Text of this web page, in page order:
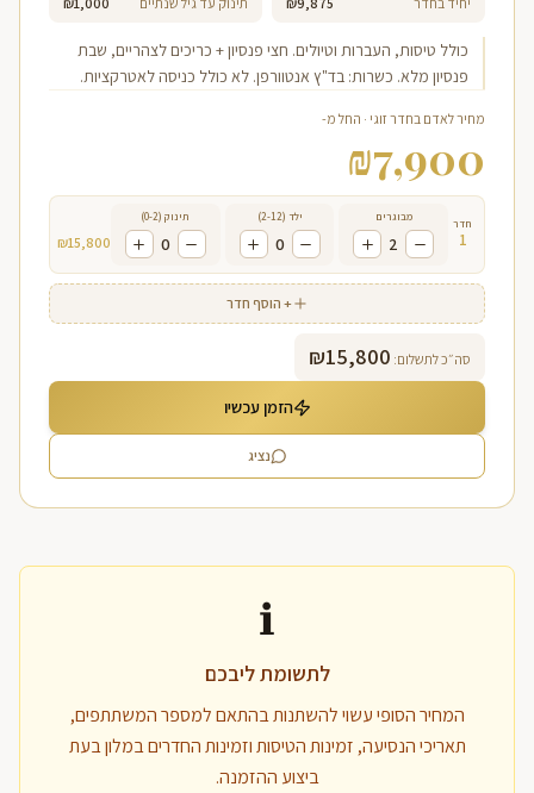
כולל טיסות, העברות וטיולים. חצי פנסיון + כריכים לצהריים, שבת
פנסיון מלא. כשרות: בד"ץ אנטוורפן. לא כולל כניסה לאטרקציות.
מחיר לאדם בחדר זוגי · החל מ-
₪7,900
חדר
1
מבוגרים
2
ילד (2-12)
0
תינוק (0-2)
0
₪15,800
+ הוסף חדר
סה״כ לתשלום: ₪15,800
הזמן עכשיו
נציג
ℹ️
לתשומת ליבכם
המחיר הסופי עשוי להשתנות בהתאם למספר המשתתפים,
תאריכי הנסיעה, זמינות הטיסות וזמינות החדרים במלון בעת
ביצוע ההזמנה.